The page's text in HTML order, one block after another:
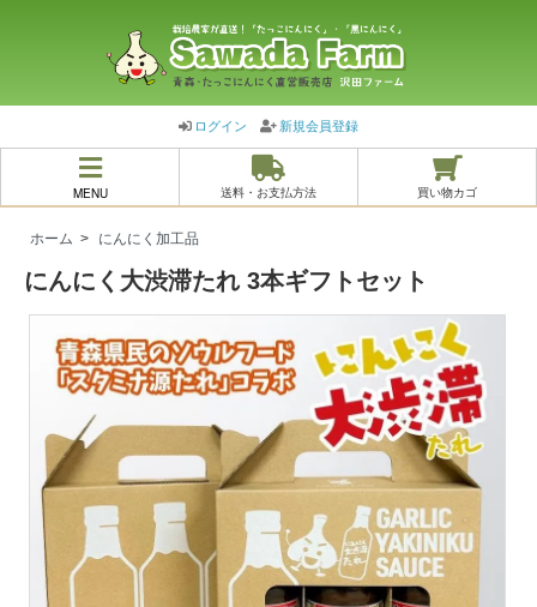
ログイン 新規会員登録
MENU 送料・お支払方法 買い物カゴ
ホーム > にんにく加工品
にんにく大渋滞たれ 3本ギフトセット